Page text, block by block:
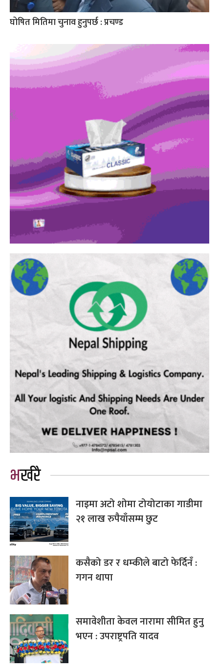
घोषित मितिमा चुनाव हुनुपर्छ : प्रचण्ड
भर्खरै
नाइमा अटो शोमा टोयोटाका गाडीमा
२१ लाख रुपैयाँसम्म छुट
कसैको डर र धम्कीले बाटो फेर्दिनँ :
गगन थापा
समावेशीता केवल नारामा सीमित हुनु
भएन : उपराष्ट्रपति यादव